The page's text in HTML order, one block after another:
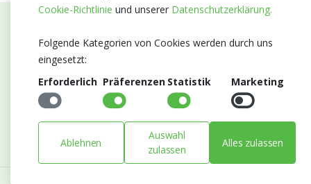
Abonnieren Sie unseren Newsletter
Bleiben Sie auf dem Laufenden mit Neuigkeiten und
Entwicklungen von Blumengroßhandel Heyl
Cookie-Richtlinie und unserer Datenschutzerklärung.
Folgende Kategorien von Cookies werden durch uns
eingesetzt:
Erforderlich Präferenzen Statistik Marketing
Ablehnen
Auswahl
zulassen
Alles zulassen